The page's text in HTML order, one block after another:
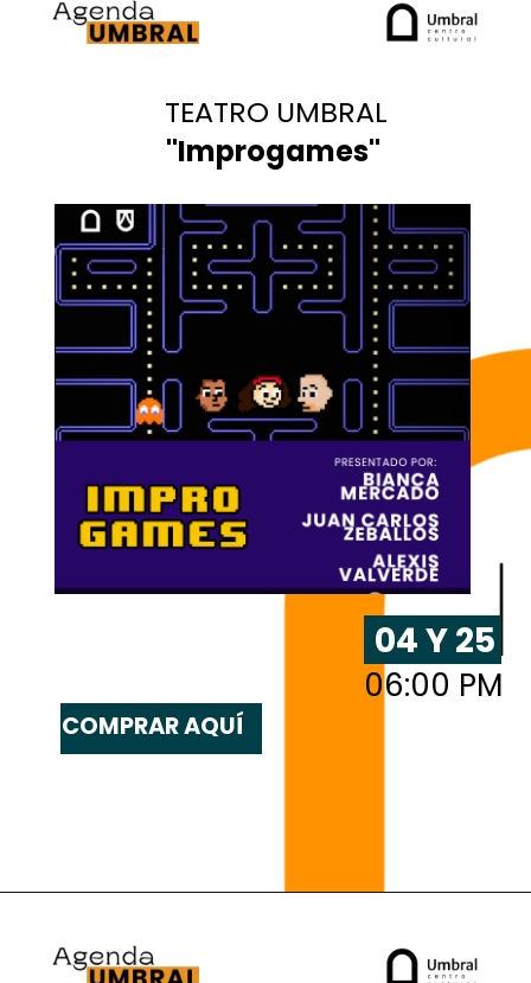
"Improgames"
04 Y 25
06:00 PM
TEATRO UMBRAL
COMPRAR AQUÍ